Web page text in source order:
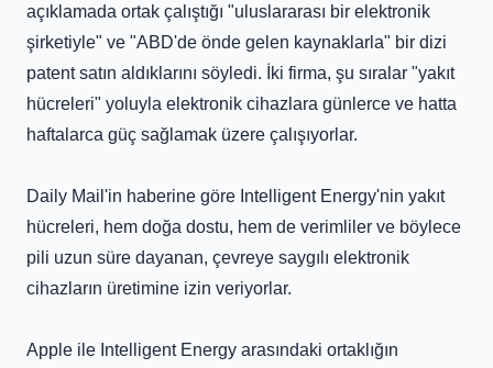
açıklamada ortak çalıştığı "uluslararası bir elektronik
şirketiyle" ve "ABD'de önde gelen kaynaklarla" bir dizi
patent satın aldıklarını söyledi. İki firma, şu sıralar "yakıt
hücreleri" yoluyla elektronik cihazlara günlerce ve hatta
haftalarca güç sağlamak üzere çalışıyorlar.
Daily Mail'in haberine göre Intelligent Energy'nin yakıt
hücreleri, hem doğa dostu, hem de verimliler ve böylece
pili uzun süre dayanan, çevreye saygılı elektronik
cihazların üretimine izin veriyorlar.
Apple ile Intelligent Energy arasındaki ortaklığın